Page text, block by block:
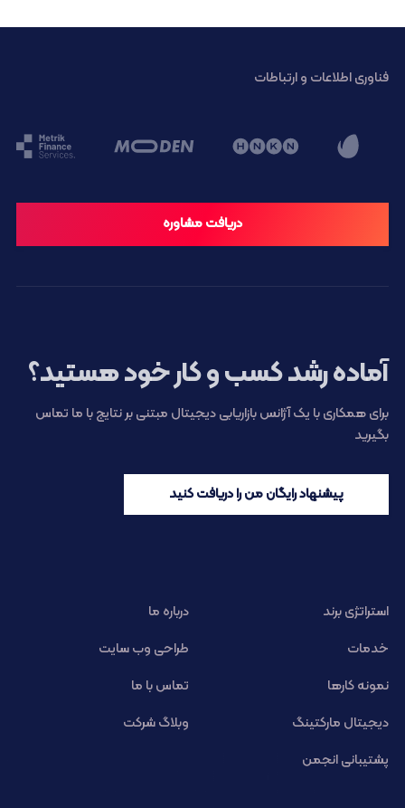
فناوری اطلاعات و ارتباطات
دریافت مشاوره
آماده رشد کسب و کار خود هستید؟
برای همکاری با یک آژانس بازاریابی دیجیتال مبتنی بر نتایج با ما تماس
بگیرید
پیشنهاد رایگان من را دریافت کنید
استراتژی برند
درباره ما
خدمات
طراحی وب سایت
نمونه کارها
تماس با ما
دیجیتال مارکتینگ
وبلاگ شرکت
پشتیبانی انجمن